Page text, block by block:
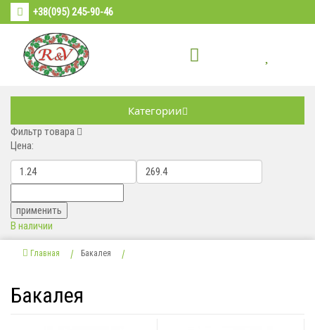
+38(095) 245-90-46
Категории
Фильтр товара
Цена:
В наличии
Главная Бакалея
Бакалея